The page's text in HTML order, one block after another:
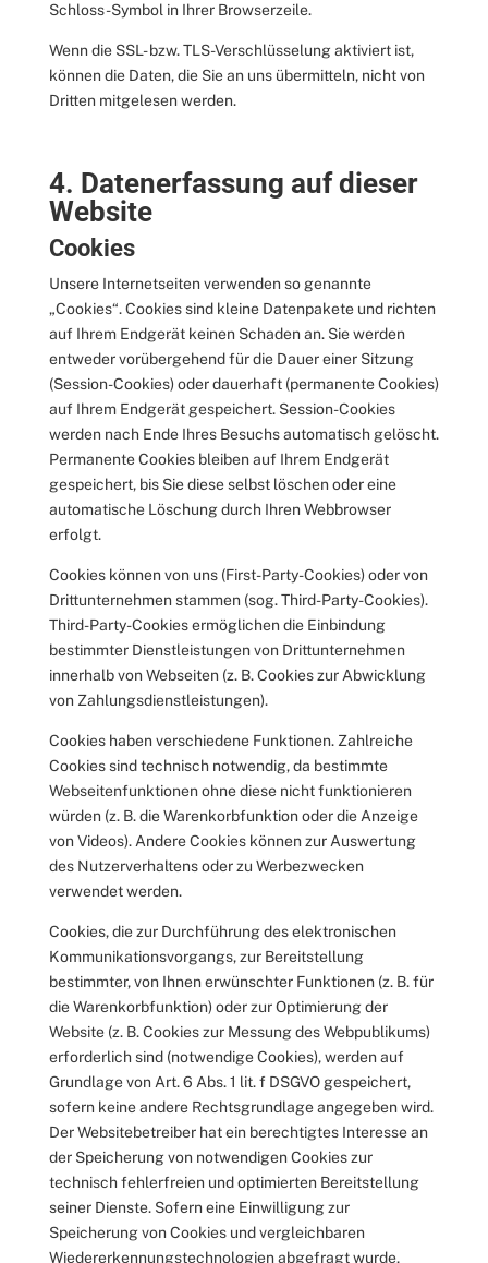
Schloss-Symbol in Ihrer Browserzeile.
Wenn die SSL- bzw. TLS-Verschlüsselung aktiviert ist,
können die Daten, die Sie an uns übermitteln, nicht von
Dritten mitgelesen werden.
4. Datenerfassung auf dieser
Website
Cookies
Unsere Internetseiten verwenden so genannte
„Cookies“. Cookies sind kleine Datenpakete und richten
auf Ihrem Endgerät keinen Schaden an. Sie werden
entweder vorübergehend für die Dauer einer Sitzung
(Session-Cookies) oder dauerhaft (permanente Cookies)
auf Ihrem Endgerät gespeichert. Session-Cookies
werden nach Ende Ihres Besuchs automatisch gelöscht.
Permanente Cookies bleiben auf Ihrem Endgerät
gespeichert, bis Sie diese selbst löschen oder eine
automatische Löschung durch Ihren Webbrowser
erfolgt.
Cookies können von uns (First-Party-Cookies) oder von
Drittunternehmen stammen (sog. Third-Party-Cookies).
Third-Party-Cookies ermöglichen die Einbindung
bestimmter Dienstleistungen von Drittunternehmen
innerhalb von Webseiten (z. B. Cookies zur Abwicklung
von Zahlungsdienstleistungen).
Cookies haben verschiedene Funktionen. Zahlreiche
Cookies sind technisch notwendig, da bestimmte
Webseitenfunktionen ohne diese nicht funktionieren
würden (z. B. die Warenkorbfunktion oder die Anzeige
von Videos). Andere Cookies können zur Auswertung
des Nutzerverhaltens oder zu Werbezwecken
verwendet werden.
Cookies, die zur Durchführung des elektronischen
Kommunikationsvorgangs, zur Bereitstellung
bestimmter, von Ihnen erwünschter Funktionen (z. B. für
die Warenkorbfunktion) oder zur Optimierung der
Website (z. B. Cookies zur Messung des Webpublikums)
erforderlich sind (notwendige Cookies), werden auf
Grundlage von Art. 6 Abs. 1 lit. f DSGVO gespeichert,
sofern keine andere Rechtsgrundlage angegeben wird.
Der Websitebetreiber hat ein berechtigtes Interesse an
der Speicherung von notwendigen Cookies zur
technisch fehlerfreien und optimierten Bereitstellung
seiner Dienste. Sofern eine Einwilligung zur
Speicherung von Cookies und vergleichbaren
Wiedererkennungstechnologien abgefragt wurde,